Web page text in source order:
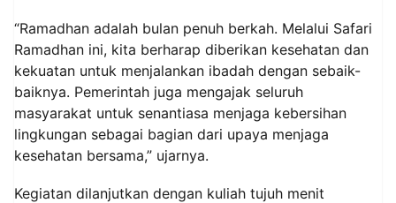
“Ramadhan adalah bulan penuh berkah. Melalui Safari
Ramadhan ini, kita berharap diberikan kesehatan dan
kekuatan untuk menjalankan ibadah dengan sebaik-
baiknya. Pemerintah juga mengajak seluruh
masyarakat untuk senantiasa menjaga kebersihan
lingkungan sebagai bagian dari upaya menjaga
kesehatan bersama,” ujarnya.
Kegiatan dilanjutkan dengan kuliah tujuh menit